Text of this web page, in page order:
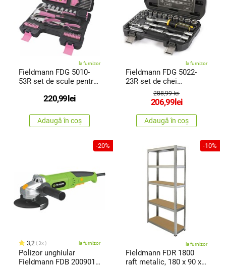
la furnizor
Fieldmann FDG 5010-
53R set de scule pentru
220,99 lei
Adaugă în coș
la furnizor
Fieldmann FDG 5022-
23R set de chei
tubulare, 23 piese
288,99 lei
206,99 lei
Adaugă în coș
-20%
3,2 3x la furnizor
Polizor unghiular
Fieldmann FDB 200901-
-10%
la furnizor
Fieldmann FDR 1800
raft metalic, 180 x 90 x